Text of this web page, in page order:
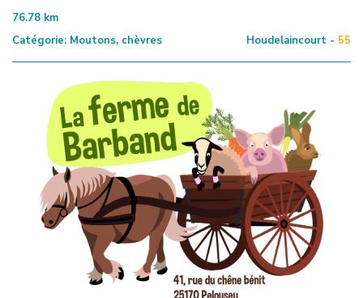
76.78 km
Catégorie: Moutons, chèvres Houdelaincourt - 55